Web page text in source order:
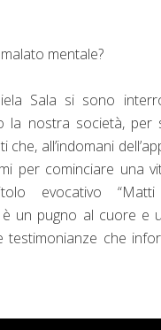
mentale?
Sala si sono
la nostra società, per
all’indomani
per cominciare una
evocativo “Matti
un pugno al cuore e
che